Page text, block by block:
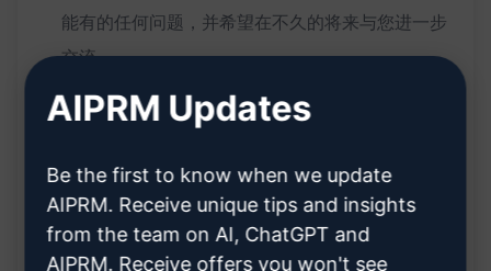
能有的任何问题，并希望在不久的将来与您进一步
交流。
我们注意到您在 [提及个性化信息，如社交媒体上的
帖子、新闻报道等]，我们相信我们的解决方案可以为
您带来实际价值，并希望与您就您的需求进一步讨
论。
期待您的反馈！
AIPRM Updates
Be the first to know when we update
AIPRM. Receive unique tips and insights
from the team on AI, ChatGPT and
AIPRM. Receive offers you won't see